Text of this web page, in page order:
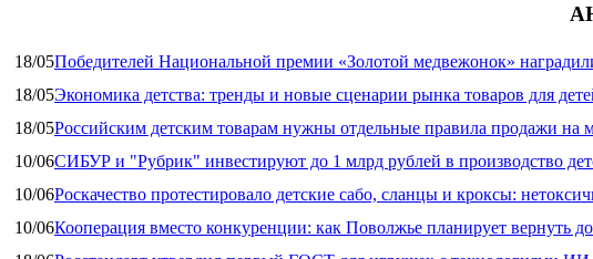
18/05Победителей Национальной премии «Золотой медвежонок»
18/05Экономика детства: тренды и новые сценарии рынка товаров для
18/05Российским детским товарам нужны отдельные правила продажи на
10/06СИБУР и "Рубрик" инвестируют до 1 млрд рублей в производство
10/06Роскачество протестировало детские сабо, сланцы и кроксы:
10/06Кооперация вместо конкуренции: как Поволжье планирует вернуть